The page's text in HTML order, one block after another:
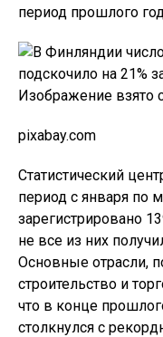
период прошлого
Изображение взято
pixabay.com
Статистический
период с января по
зарегистрировано
не все из них
Основные отрасли,
строительство и
что в конце
столкнулся с